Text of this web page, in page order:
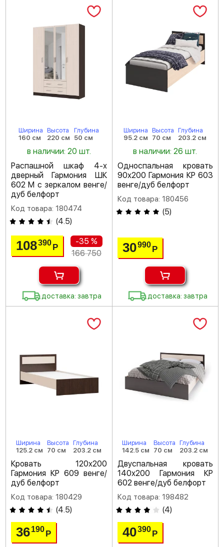
Ширина
160 см
Высота
220 см
Глубина
50 см
в наличии: 20 шт.
Распашной шкаф 4-х
дверный Гармония ШК
602 М с зеркалом венге/
дуб белфорт
Код товара: 180474
(4.5)
108390Р
-35 %
166 750
доставка: завтра
Ширина
95.2 см
Высота
70 см
Глубина
203.2 см
в наличии: 26 шт.
Односпальная кровать
90х200 Гармония КР 603
венге/дуб белфорт
Код товара: 180456
(5)
30990 Р
доставка: завтра
Ширина
125.2 см
Высота
70 см
Глубина
203.2 см
Кровать 120х200
Гармония КР 609 венге/
дуб белфорт
Код товара: 180429
(4.5)
36190Р
Ширина
142.5 см
Высота
70 см
Глубина
203.2 см
Двуспальная кровать
140х200 Гармония КР
602 венге/дуб белфорт
Код товара: 198482
(4)
40390 Р